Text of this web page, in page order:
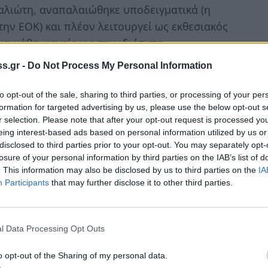
- Do Not Process My Personal Information
opt-out of the sale, sharing to third parties, or processing of your
for targeted advertising by us, please use the below opt-out
selection. Please note that after your opt-out request is processed
interest-based ads based on personal information utilized by us
to third parties prior to your opt-out. You may separately
of your personal information by third parties on the IAB’s list of
This information may also be disclosed by us to third parties on the
Participants that may further disclose it to other third parties.
Data Processing Opt Outs
opt-out of the Sharing of my personal data.
αναπαλαιώθηκε υποδειγματικά (η
ΕΟΚ) και πλέον λειτουργεί ως εκθεσιακός
μάθει κανείς για την ιδιότυπη
επρόκειτο για αμυντικά κτίσματα, με
τα ασύμμετρα σκαλοπάτια στα οποία ο
είναι και το ίδιο το κτίσμα, σε σχήμα Γ,
και φεγγίτες με βιτρό. Μάλιστα, τη
Τσακωνιάς ήταν στα σπάργανα, στο
μαθητές από το κοντινό χωριό Τσιτάλια
μέρα για να πηγαίνουν σχολείο, κι έτσι το
αυτής της εποχής είναι τα
σήμερα στους τοίχους του.
και τις μαρμελάδες της, ο Τυρός για